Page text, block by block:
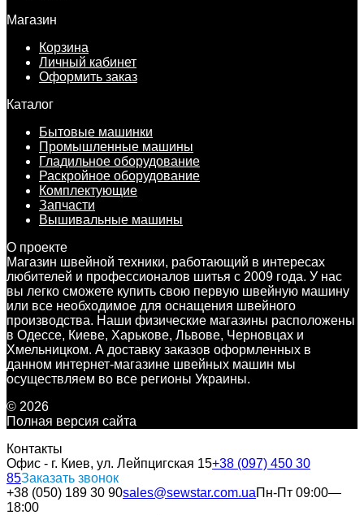
Магазин
Корзина
Личный кабинет
Оформить заказ
Каталог
Бытовые машинки
Промышленные машины
Гладильное оборудование
Раскройное оборудование
Комплектующие
Запчасти
Вышивальные машины
О проекте
Магазин швейной техники, работающий в интересах
любителей и профессионалов шитья с 2009 года. У нас
вы легко сможете купить свою первую швейную машину
или все необходимое для оснащения швейного
производства. Наши физические магазины расположены
в Одессе, Киеве, Харькове, Львове, Черновцах и
Хмельницком. А доставку заказов оформленных в
данном интернет-магазине швейных машин мы
осуществляем во все регионы Украины.
© 2026
Полная версия сайта
Контакты
Офис - г. Киев, ул. Лейпцигская 15+38 (097) 450 30
85Заказать звонок
+38 (050) 189 30 90sales@sewstar.com.uaПн-Пт 09:00—
18:00